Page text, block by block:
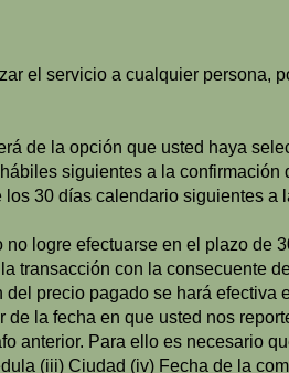
el servicio a cualquier persona,
de la opción que usted haya
siguientes a la confirmación
30 días calendario siguientes a
logre efectuarse en el plazo de
transacción con la consecuente
precio pagado se hará efectiva
de la fecha en que usted nos
anterior. Para ello es necesario
(iii) Ciudad (iv) Fecha de la